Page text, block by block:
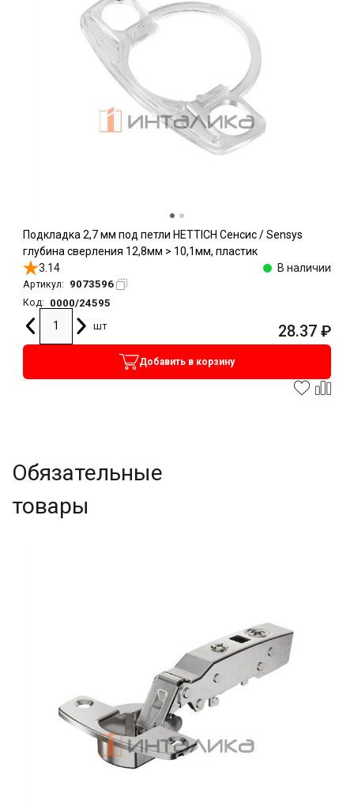
Подкладка 2,7 мм под петли HETTICH Сенсис / Sensys
глубина сверления 12,8мм > 10,1мм, пластик
3.14
В наличии
Артикул: 9073596
Код:
0000/24595
шт
28.37 ₽
Добавить в корзину
Обязательные
товары